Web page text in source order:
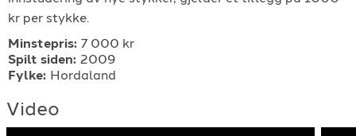
kr per stykke.
Minstepris: 7 000 kr
Spilt siden: 2009
Fylke: Hordaland
Video